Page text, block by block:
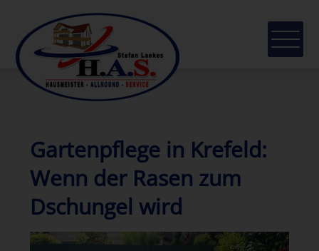
Gartenpflege in Krefeld:
Wenn der Rasen zum
Dschungel wird